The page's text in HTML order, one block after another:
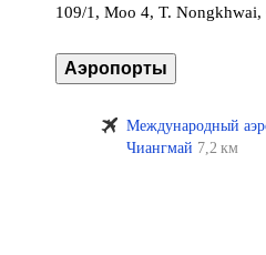
109/1, Moo 4, T.
Аэропорты
Международный
Чиангмай 7,2 км